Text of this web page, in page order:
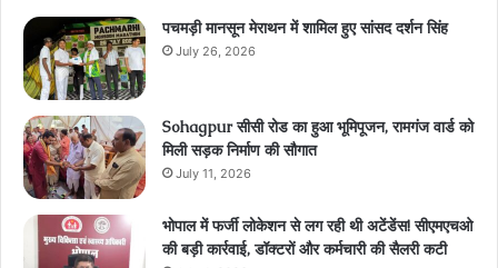
पचमड़ी मानसून मेराथन में शामिल हुए सांसद दर्शन सिंह
July 26, 2026
Sohagpur सीसी रोड का हुआ भूमिपूजन, रामगंज वार्ड को
मिली सड़क निर्माण की सौगात
July 11, 2026
भोपाल में फर्जी लोकेशन से लग रही थी अटेंडेंस! सीएमएचओ
की बड़ी कार्रवाई, डॉक्टरों और कर्मचारी की सैलरी कटी